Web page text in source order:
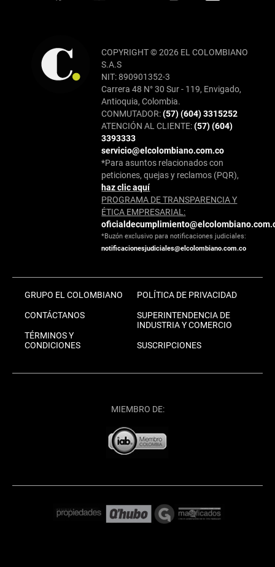
COPYRIGHT © 2026 EL COLOMBIANO
S.A.S
NIT: 890901352-3
Carrera 48 N° 30 Sur - 119, Envigado,
Antioquia, Colombia.
CONMUTADOR:(57) (604) 3315252
ATENCIÓN AL CLIENTE:(57) (604)
3393333
servicio@elcolombiano.com.co
*Para asuntos relacionados con
peticiones, quejas y reclamos (PQR),
haz clic aquí
PROGRAMA DE TRANSPARENCIA Y
ÉTICA EMPRESARIAL:
*Buzón exclusivo para notificaciones judiciales:
notificacionesjudiciales@elcolombiano.com.co
GRUPO EL COLOMBIANO
CONTÁCTANOS
TÉRMINOS Y
CONDICIONES
POLÍTICA DE PRIVACIDAD
SUPERINTENDENCIA DE
INDUSTRIA Y COMERCIO
SUSCRIPCIONES
MIEMBRO DE: